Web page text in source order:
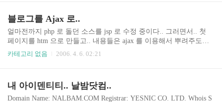
음부터 알고 있었고... 음.. 페이징만.. 화면 이동으로 해야 하나.....
블로그를 Ajax 로..
얼마전까지 php 로 돌던 소스를 jsp 로 수정 중이다.. 그러면서.. 첫
페이지를 htm 으로 만들고.. 내용들은 ajax 를 이용해서 뿌려주도록
만들었다.. 코멘트도 Ajax.. 대신.. 왼?의 목록은 10초 마다 리로드...
카테고리 없음 2006. 4. 6. 02:21
내 아이덴티티.. 날밤닷컴..
Domain Name: NALBAM.COM Registrar: YESNIC CO. LTD. Whois S